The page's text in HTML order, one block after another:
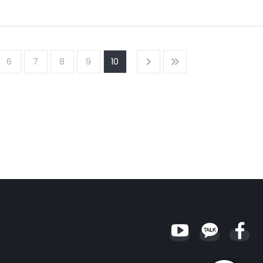
품과 연계할 수 있음.
적극 활용하는 한편, 자산 소진기에 활용도가 높은 연금 상품을 개인 가입자
으나, 시스템 리스크 유발이 가능한 업무 영역의 경우 SIFI 선정에 신중을 기할
6 7 8 9 10